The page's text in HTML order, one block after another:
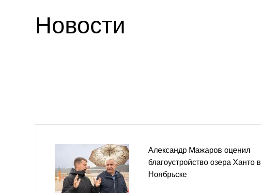
Новости
Александр Мажаров оценил
благоустройство озера Ханто в
Ноябрьске